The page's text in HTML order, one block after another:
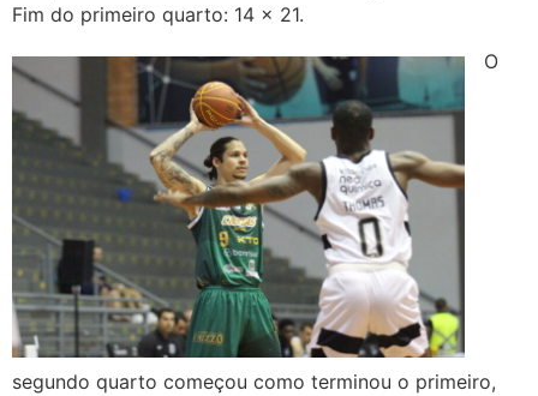
Fim do primeiro quarto: 14 x 21.
O
segundo quarto começou como terminou o primeiro,